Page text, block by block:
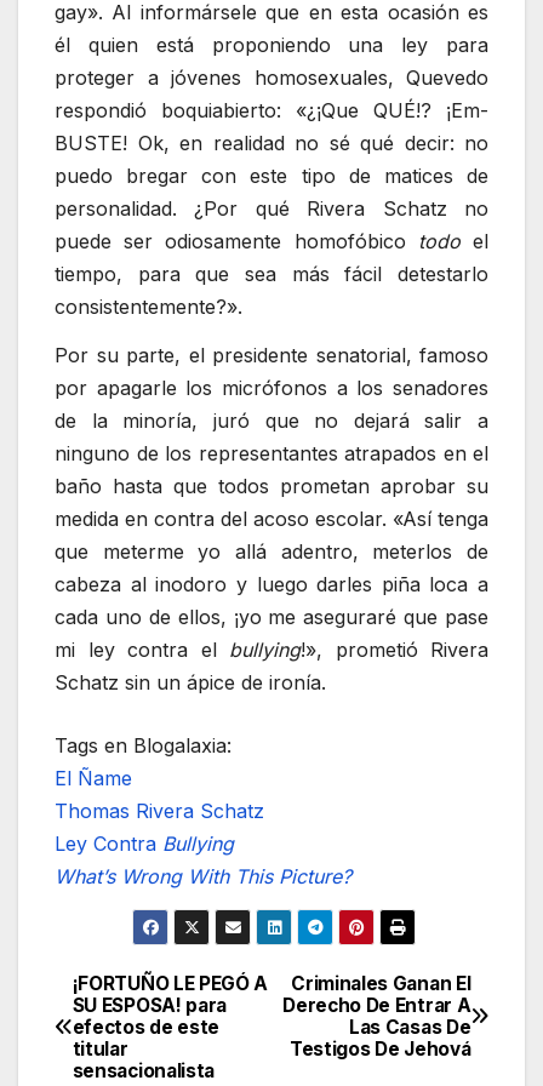
gay». Al informársele que en esta ocasión es
él quien está proponiendo una ley para
proteger a jóvenes homosexuales, Quevedo
respondió boquiabierto: «¿¡Que QUÉ!? ¡Em-
BUSTE! Ok, en realidad no sé qué decir: no
puedo bregar con este tipo de matices de
personalidad. ¿Por qué Rivera Schatz no
puede ser odiosamente homofóbico
todoel
tiempo, para que sea más fácil detestarlo
consistentemente?».
Por su parte, el presidente senatorial, famoso
por apagarle los micrófonos a los senadores
de la minoría, juró que no dejará salir a
ninguno de los representantes atrapados en el
baño hasta que todos prometan aprobar su
medida en contra del acoso escolar. «Así tenga
que meterme yo allá adentro, meterlos de
cabeza al inodoro y luego darles piña loca a
cada uno de ellos, ¡yo me aseguraré que pase
mi ley contra el bullying!», prometió Rivera
Schatz sin un ápice de ironía.
Tags en Blogalaxia:
El Ñame
Thomas Rivera Schatz
Ley Contra Bullying
What’s Wrong With This Picture?
Navegación
de
Criminales Ganan El
Derecho De Entrar A
Las Casas De
Testigos De Jehová
¡FORTUÑO LE PEGÓ A
SU ESPOSA! para
efectos de este
titular
sensacionalista